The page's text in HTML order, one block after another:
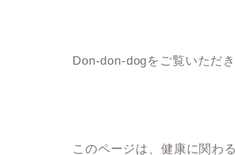
Don-don-dogをご覧いただ
このページは、健康に関わ